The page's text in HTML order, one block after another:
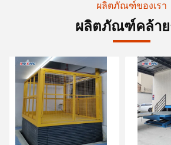
ผลิตภัณฑ์ของเรา
ผลิตภัณฑ์คล้า